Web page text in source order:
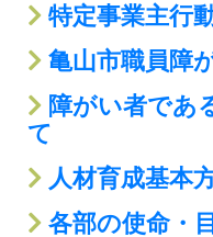
特定事業主行
亀山市職員障
障がい者であ
て
人材育成基本
各部の使命・